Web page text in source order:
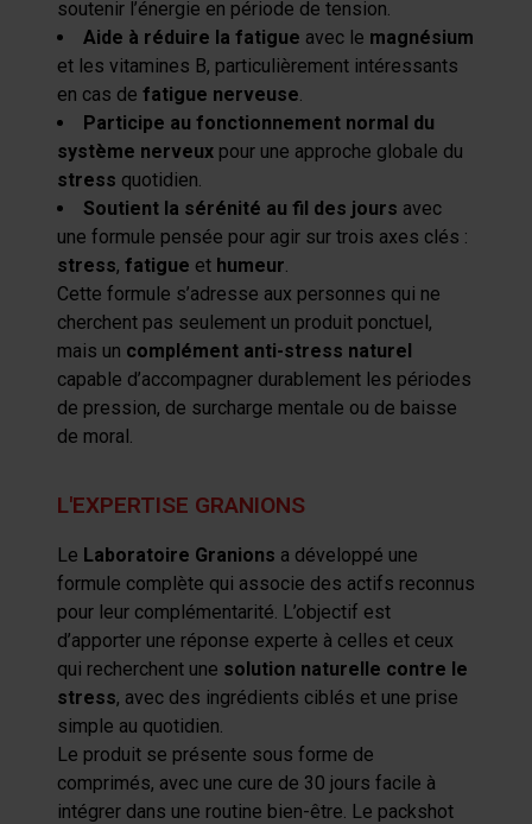
soutenir l’énergie en période de tension.
Aide à réduire la fatigue avec le magnésium
et les vitamines B, particulièrement intéressants
en cas de fatigue nerveuse.
Participe au fonctionnement normal du
système nerveux pour une approche globale du
stress quotidien.
Soutient la sérénité au fil des jours avec
une formule pensée pour agir sur trois axes clés :
stress, fatigue et humeur.
Cette formule s’adresse aux personnes qui ne
cherchent pas seulement un produit ponctuel,
mais un complément anti-stress naturel
capable d’accompagner durablement les périodes
de pression, de surcharge mentale ou de baisse
de moral.
L'EXPERTISE GRANIONS
Le Laboratoire Granions a développé une
formule complète qui associe des actifs reconnus
pour leur complémentarité. L’objectif est
d’apporter une réponse experte à celles et ceux
qui recherchent une solution naturelle contre le
stress, avec des ingrédients ciblés et une prise
simple au quotidien.
Le produit se présente sous forme de
comprimés, avec une cure de 30 jours facile à
intégrer dans une routine bien-être. Le packshot